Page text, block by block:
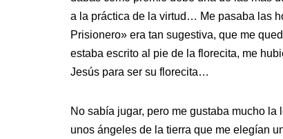
a la práctica de la virtud… Me pasaba las
Prisionero» era tan sugestiva, que me
estaba escrito al pie de la florecita, me
Jesús para ser su florecita…
No sabía jugar, pero me gustaba mucho
unos ángeles de la tierra que me elegían